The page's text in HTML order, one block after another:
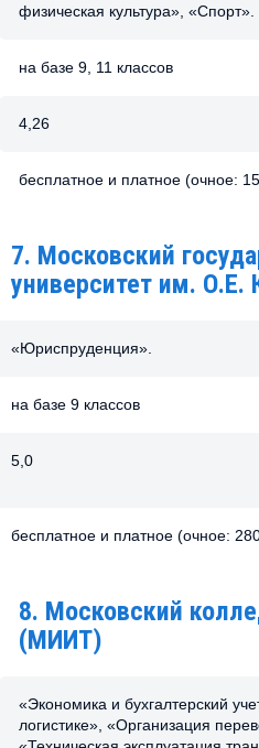
физическая культура», «Спорт».
на базе 9, 11 классов
4,26
бесплатное и платное (очное:
7. Московский
университет им. О.Е.
«Юриспруденция».
на базе 9 классов
5,0
бесплатное и платное (очное:
8. Московский
(МИИТ)
«Экономика и бухгалтерский
логистике», «Организация